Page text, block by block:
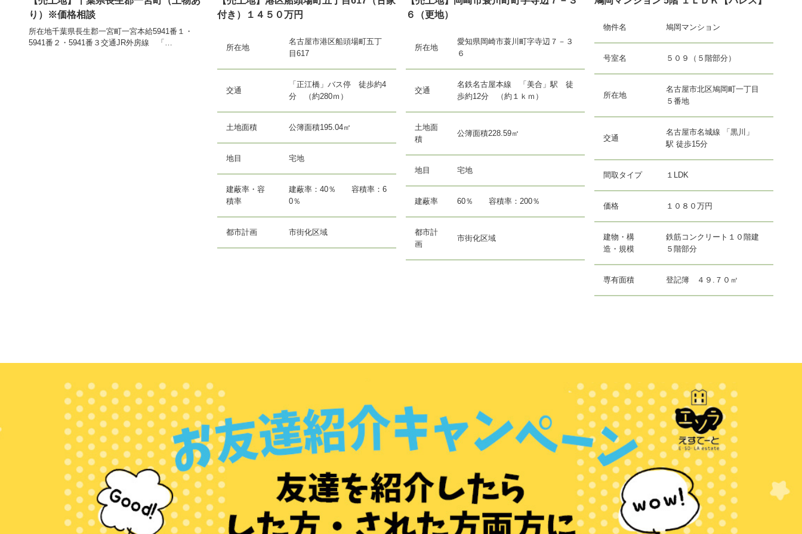
り）※価格相談
所在地千葉県長生郡一宮町一宮本給5941番１・
5941番２・5941番３交通JR外房線 「…
付き）１４５０万円
所在地
名古屋市港区船頭場町五丁
目617
交通
「正江橋」バス停 徒歩約4
分 （約280ｍ）
土地面積 公簿面積195.04㎡
地目 宅地
建蔽率・容
積率
建蔽率：40％ 容積率：6
0％
都市計画 市街化区域
６（更地）
所在地
愛知県岡崎市蓑川町字寺辺７－３
６
交通
名鉄名古屋本線 「美合」駅 徒
歩約12分 （約１ｋｍ）
土地面
積
公簿面積228.59㎡
地目 宅地
建蔽率 60％ 容積率：200％
都市計
画
市街化区域
物件名 鳩岡マンション
号室名 ５０９（５階部分）
所在地
名古屋市北区鳩岡町一丁目
５番地
交通
名古屋市名城線 「黒川」
駅 徒歩15分
間取タイプ １LDK
価格 １０８０万円
建物・構
造・規模
鉄筋コンクリート１０階建
５階部分
専有面積 登記簿 ４９.７０㎡